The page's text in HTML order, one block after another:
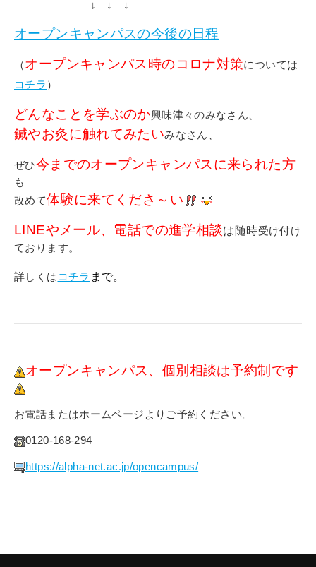
↓ ↓ ↓
オープンキャンパスの今後の日程
（オープンキャンパス時のコロナ対策については
コチラ ）
どんなことを学ぶのか興味津々のみなさん、
鍼やお灸に触れてみたいみなさん、
ぜひ今までのオープンキャンパスに来られた方
も
改めて体験に来てくださ～い
LINEやメール、電話での進学相談は随時受け付け
ております。
詳しくは コチラ まで。
オープンキャンパス、個別相談は予約制です
お電話またはホームページよりご予約ください。
0120-168-294
https://alpha-net.ac.jp/opencampus/